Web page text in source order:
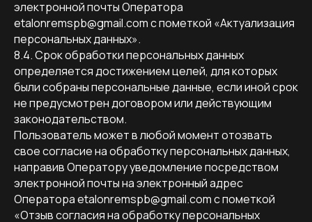
электронной почты Оператора
etalonremspb@gmail.com с пометкой «Актуализация
персональных данных».
8.4. Срок обработки персональных данных
определяется достижением целей, для которых
были собраны персональные данные, если иной срок
не предусмотрен договором или действующим
законодательством.
Пользователь может в любой момент отозвать
свое согласие на обработку персональных данных,
направив Оператору уведомление посредством
электронной почты на электронный адрес
Оператора etalonremspb@gmail.com с пометкой
«Отзыв согласия на обработку персональных
+ 7 (952) 231-66-61
etalonremspb@gmail.com
оставить заявку
СКАЧАТЬ ПРЕЗЕНТАЦИЮ
Написать нам в телеграм